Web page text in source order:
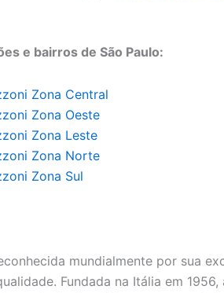
e bairros de São Paulo:
Zona Central
Zona Oeste
Zona Leste
Zona Norte
Zona Sul
mundialmente por sua
Fundada na Itália em